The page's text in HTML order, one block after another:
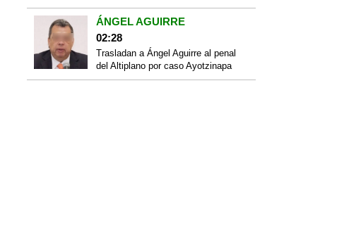
ÁNGEL AGUIRRE
02:28
Trasladan a Ángel Aguirre al penal
del Altiplano por caso Ayotzinapa